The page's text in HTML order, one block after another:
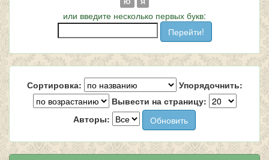
или введите несколько первых букв:
Сортировка:
Упорядочнить:
Вывести на страницу:
Авторы: